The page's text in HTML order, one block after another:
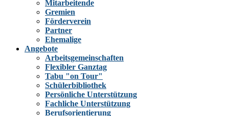
Mitarbeitende
Gremien
Förderverein
Partner
Ehemalige
Angebote
Arbeitsgemeinschaften
Flexibler Ganztag
Tabu "on Tour"
Schülerbibliothek
Persönliche Unterstützung
Fachliche Unterstützung
Berufsorientierung